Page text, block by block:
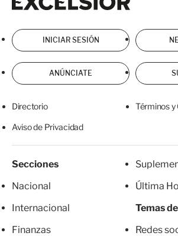
INICIAR SESIÓN
ANÚNCIATE
Directorio Términos y
Aviso de Privacidad
Secciones
Nacional
Internacional
Finanzas
Última
Temas
Redes